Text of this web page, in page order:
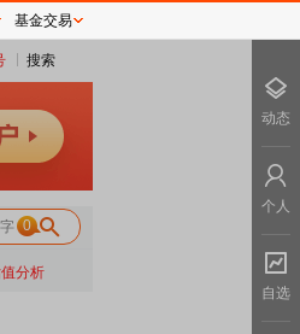
搜索
0
分析
基金交易
动态
个人
自选